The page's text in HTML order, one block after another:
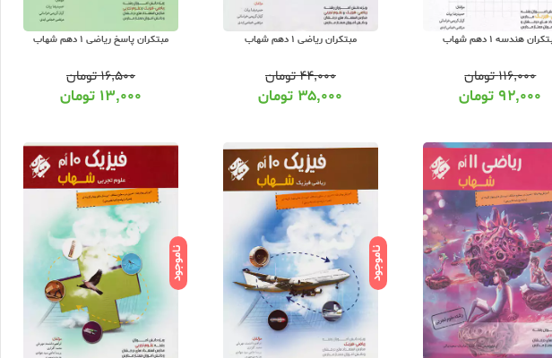
هندسه 1 دهم شهاب
۱۱۶,۰۰۰تومان
۹۲,۰۰۰تومان
مبتکران ریاضی 1 دهم شهاب
۴۴,۰۰۰تومان
۳۵,۰۰۰ تومان
مبتکران پاسخ ریاضی 1 دهم شهاب
۱۶,۵۰۰تومان
۱۳,۰۰۰ تومان
ناموجود ناموجود